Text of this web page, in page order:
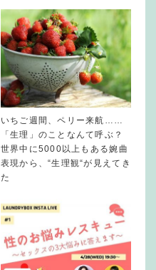
いちご週間、ペリー来航……
「生理」のことなんて呼ぶ？
世界中に5000以上もある婉曲
表現から、“生理観“が見えてき
た